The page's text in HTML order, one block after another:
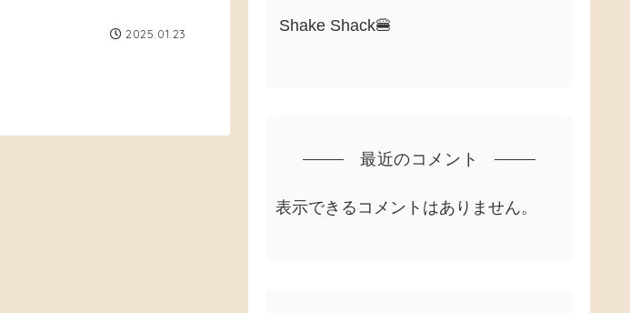
2025.01.23 Shake Shack🍔
最近のコメント
表示できるコメントはありません。